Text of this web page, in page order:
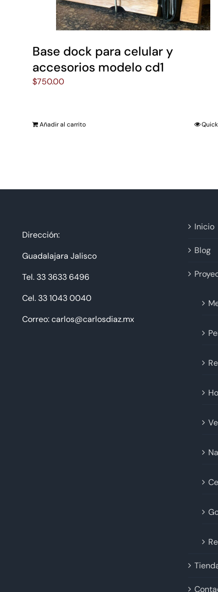
Base dock para celular y
accesorios modelo cd1
$750.00
Añadir al carrito
Dirección:
Guadalajara Jalisco
Tel. 33 3633 6496
Cel. 33 1043 0040
Correo: carlos@carlosdiaz.mx
Inicio
Blog